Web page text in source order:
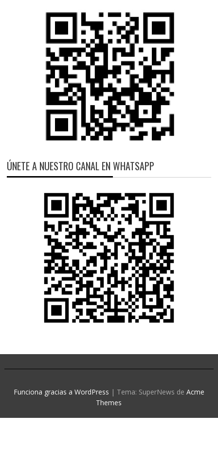
ÚNETE A NUESTRO CANAL EN WHATSAPP
Funciona gracias a WordPress | Tema: SuperNews de Acme
Themes